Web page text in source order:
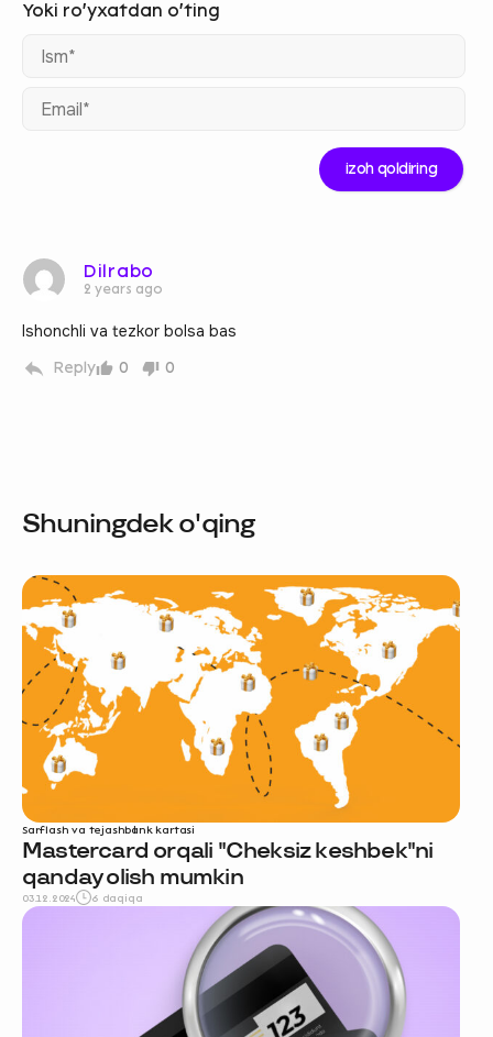
Dilrabo
2 years ago
Ishonchli va tezkor bolsa bas
0 0
Reply
Shuningdek o'qing
Sarflash va tejashbank kartasi
Mastercard orqali "Cheksiz keshbek"ni
qanday olish mumkin
03.12.2024 6 daqiqa